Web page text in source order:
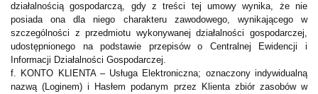
działalnością gospodarczą, gdy z treści tej umowy wynika, że nie
posiada ona dla niego charakteru zawodowego, wynikającego w
szczególności z przedmiotu wykonywanej działalności gospodarczej,
udostępnionego na podstawie przepisów o Centralnej Ewidencji i
Informacji Działalności Gospodarczej.
f. KONTO KLIENTA – Usługa Elektroniczna; oznaczony indywidualną
nazwą (Loginem) i Hasłem podanym przez Klienta zbiór zasobów w